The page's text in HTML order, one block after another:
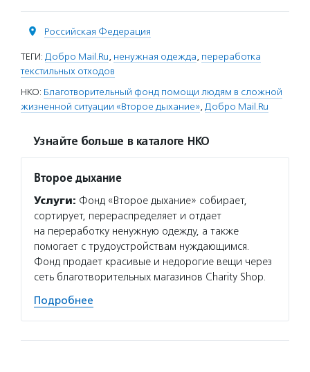
Российская Федерация
ТЕГИ: Добро Mail.Ru, ненужная одежда, переработка
текстильных отходов
НКО: Благотворительный фонд помощи людям в сложной
жизненной ситуации «Второе дыхание», Добро Mail.Ru
Узнайте больше в каталоге НКО
Второе дыхание
Услуги: Фонд «Второе дыхание» собирает,
сортирует, перераспределяет и отдает
на переработку ненужную одежду, а также
помогает с трудоустройствам нуждающимся.
Фонд продает красивые и недорогие вещи через
сеть благотворительных магазинов Charity Shop.
Подробнее